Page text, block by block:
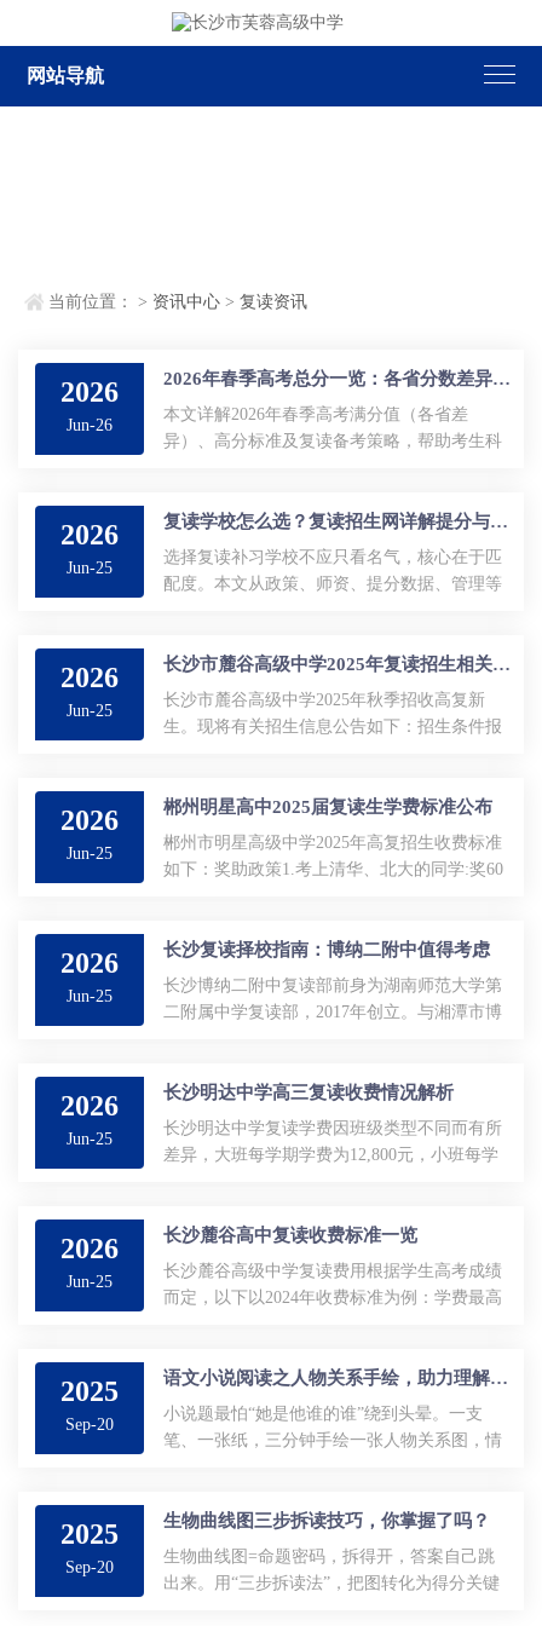
网站导航
当前位置： > 资讯中心 >复读资讯
2026
Jun-26
2026年春季高考总分一览：各省分数差异分析与复读提升技巧
本文详解2026年春季高考满分值（各省差
异）、高分标准及复读备考策略，帮助考生科
2026
Jun-25
复读学校怎么选？复读招生网详解提分与择校策略
选择复读补习学校不应只看名气，核心在于匹
配度。本文从政策、师资、提分数据、管理等
2026
Jun-25
长沙市麓谷高级中学2025年复读招生相关简章公布
长沙市麓谷高级中学2025年秋季招收高复新
生。现将有关招生信息公告如下：招生条件报
2026
Jun-25
郴州明星高中2025届复读生学费标准公布
郴州市明星高级中学2025年高复招生收费标准
如下：奖助政策1.考上清华、北大的同学:奖60
2026
Jun-25
长沙复读择校指南：博纳二附中值得考虑
长沙博纳二附中复读部前身为湖南师范大学第
二附属中学复读部，2017年创立。与湘潭市博
助力学生进步。...
2026
Jun-25
长沙明达中学高三复读收费情况解析
长沙明达中学复读学费因班级类型不同而有所
差异，大班每学期学费为12,800元，小班每学
2026
Jun-25
长沙麓谷高中复读收费标准一览
长沙麓谷高级中学复读费用根据学生高考成绩
而定，以下以2024年收费标准为例：学费最高
2025
Sep-20
语文小说阅读之人物关系手绘，助力理解故事精髓
小说题最怕“她是他谁的谁”绕到头晕。一支
笔、一张纸，三分钟手绘一张人物关系图，情
2025
Sep-20
生物曲线图三步拆读技巧，你掌握了吗？
生物曲线图=命题密码，拆得开，答案自己跳
出来。用“三步拆读法”，把图转化为得分关键